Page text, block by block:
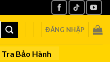
ĐĂNG NHẬP
Bảo Hành